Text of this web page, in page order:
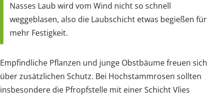
Nasses Laub wird vom Wind nicht so schnell
weggeblasen, also die Laubschicht etwas begießen für
mehr Festigkeit.
Empfindliche Pflanzen und junge Obstbäume freuen sich
über zusätzlichen Schutz. Bei Hochstammrosen sollten
insbesondere die Pfropfstelle mit einer Schicht Vlies